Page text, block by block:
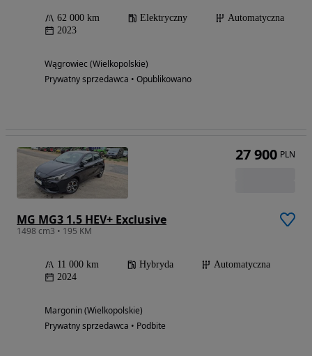
62 000 km Elektryczny
Automatyczna
2023
Wągrowiec (Wielkopolskie)
Prywatny sprzedawca • Opublikowano
MG MG3 1.5 HEV+ Exclusive
1498 cm3 • 195 KM
11 000 km Hybryda
Automatyczna
2024
Margonin (Wielkopolskie)
Prywatny sprzedawca • Podbite
27 900 PLN